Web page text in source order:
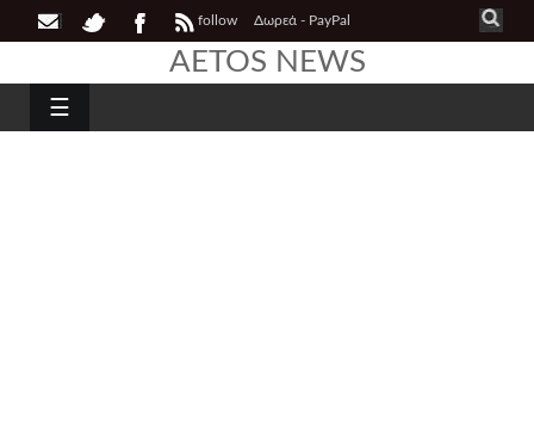
follow Δωρεά - PayPal
AETOS NEWS
☰